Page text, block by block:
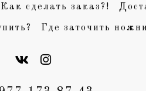
Как сделать заказ?!
Где заточить